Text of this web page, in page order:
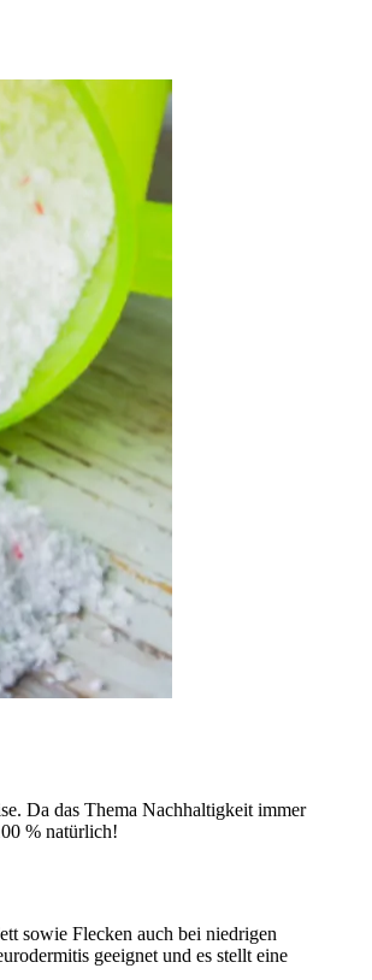
Da das Thema Nachhaltigkeit immer
% natürlich!
sowie Flecken auch bei niedrigen
geeignet und es stellt eine